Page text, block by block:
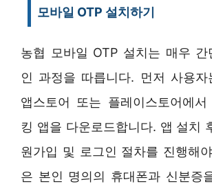
모바일 OTP 설치하기
농협 모바일 OTP 설치는 매우 간
인 과정을 따릅니다. 먼저 사용자
앱스토어 또는 플레이스토어에
킹 앱을 다운로드합니다. 앱 설치
원가입 및 로그인 절차를 진행해
은 본인 명의의 휴대폰과 신분증